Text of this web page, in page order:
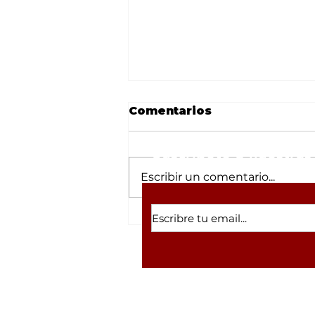
Gobernadora de
Sinaloa responda a
planta GPO
Comentarios
Escribir un comentario...
Suscríbete a